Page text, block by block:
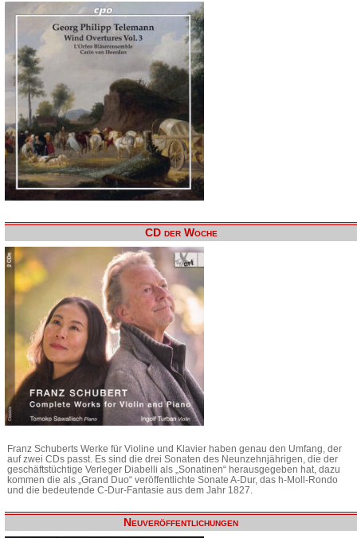
CD der Woche
Franz Schuberts Werke für Violine und Klavier haben genau den Umfang, der
auf zwei CDs passt. Es sind die drei Sonaten des Neunzehnjährigen, die der
geschäftstüchtige Verleger Diabelli als „Sonatinen“ herausgegeben hat, dazu
kommen die als „Grand Duo“ veröffentlichte Sonate A-Dur, das h-Moll-Rondo
und die bedeutende C-Dur-Fantasie aus dem Jahr 1827.
Neuveröffentlichungen